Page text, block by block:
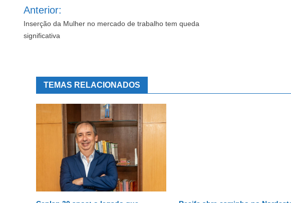
de
Post
Anterior:
Inserção da Mulher no mercado de trabalho tem queda
significativa
TEMAS RELACIONADOS